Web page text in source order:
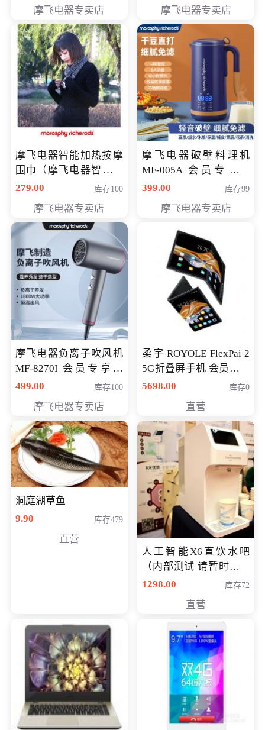
摩飞电器专卖店 摩飞电器专卖店
摩飞电器智能加热按摩
围巾（摩飞电器智能加
热按摩围脖） 会员专享
279.00 库存100
摩飞电器专卖店
摩飞电器破壁料理机
MF-005A 会员专享价
198元
399.00 库存99
摩飞电器专卖店
摩飞电器负离子吹风机
MF-8270I 会员专享价
369元
499.00 库存100
摩飞电器专卖店
柔宇 ROYOLE FlexPai 2
5G折叠屏手机 会员专享
购买价格 4998元
5698.00 库存0
直营
洞庭湖草鱼
9.90
库存479
直营
人工智能X6直饮水吧
（内部测试 请暂时不要
购买）
1298.00 库存72
直营